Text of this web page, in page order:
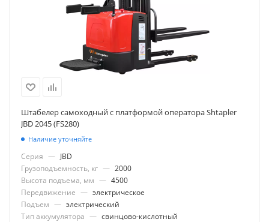
Штабелер самоходный с платформой оператора Shtapler
JBD 2045 (FS280)
Наличие уточняйте
Серия — JBD
Грузоподъемность, кг — 2000
Высота подъема, мм — 4500
Передвижение — электрическое
Подъем — электрический
Тип аккумулятора — свинцово-кислотный